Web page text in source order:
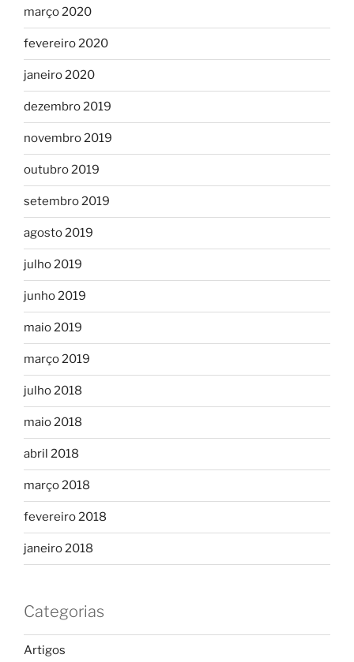
março 2020
fevereiro 2020
janeiro 2020
dezembro 2019
novembro 2019
outubro 2019
setembro 2019
agosto 2019
julho 2019
junho 2019
maio 2019
março 2019
julho 2018
maio 2018
abril 2018
março 2018
fevereiro 2018
janeiro 2018
Categorias
Artigos